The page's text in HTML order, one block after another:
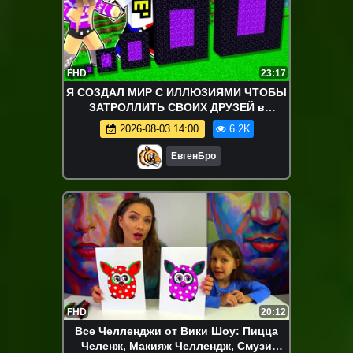
FHD 23:17
Я СОЗДАЛ МИР С ИЛЛЮЗИЯМИ ЧТОБЫ
ЗАТРОЛЛИТЬ СВОИХ ДРУЗЕЙ в
майнкрафт! девушка новичок видео
minecraft
2026-08-03 14:00 6.2K
ЕвгенБро
FHD 20:12
Все Челленджи от Вики Шоу: Пицца
Челенж, Макияж Челлендж, Смузи